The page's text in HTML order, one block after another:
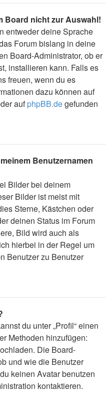
Board nicht zur Auswahl!
entweder deine Sprache
Forum bislang in deine
Board-Administrator, ob er
installieren kann. Falls es
freuen, wenn du es
dazu können auf
aufphpBB.degefunden
Benutzernamen
Bilder bei deinem
Bilder ist meist mit
Sterne, Kästchen oder
deinen Status im Forum
Bild wird auch als
hierbei in der Regel um
Benutzer zu Benutzer
du unter „Profil“ einen
Methoden hinzufügen:
Die Board-
und wie die Benutzer
keinen Avatar benutzen
kontaktieren.